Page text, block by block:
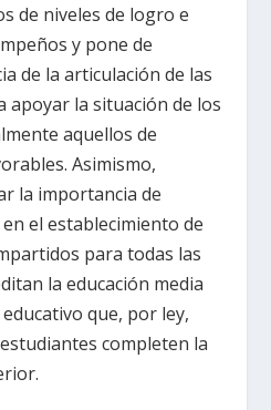
de niveles de logro e
y pone de
de la articulación de las
apoyar la situación de los
aquellos de
Asimismo,
la importancia de
el establecimiento de
para todas las
la educación media
que, por ley,
completen la